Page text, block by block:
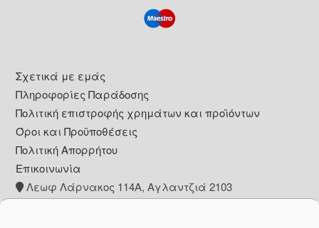
Footer
Σχετικά με εμάς
Πληροφορίες Παράδοσης
Πολιτική επιστροφής χρημάτων και προϊόντων
Όροι και Προϋποθέσεις
Πολιτική Απορρήτου
Επικοινωνία
Λεωφ Λάρνακος 114Α, Αγλαντζιά 2103